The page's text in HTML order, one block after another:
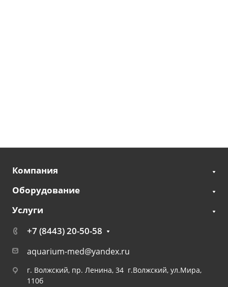
Компания
Оборудование
Услуги
+7 (8443) 20-50-58
aquarium-med@yandex.ru
г. Волжский, пр. Ленина, 34 г.Волжский, ул.Мира,
110б